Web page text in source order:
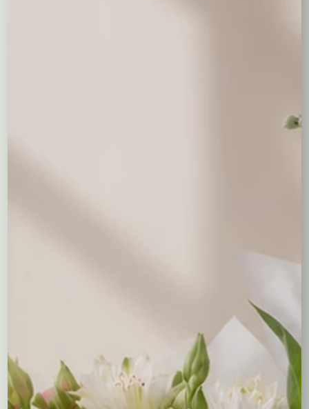
nawiązują do wielowiekowej tradycji przygotowań do
Świąt Bożego Narodzenia. Symbolizują nadzieję, światło i
oczekiwanie na nadejście Bożego Narodzenia. W każdą
kolejną niedzielę adwentu zapala się jedną z czterech
świec umieszczonych na wieńcu, co wprowadza do
domowego wnętrza wyjątkową atmosferę refleksji i